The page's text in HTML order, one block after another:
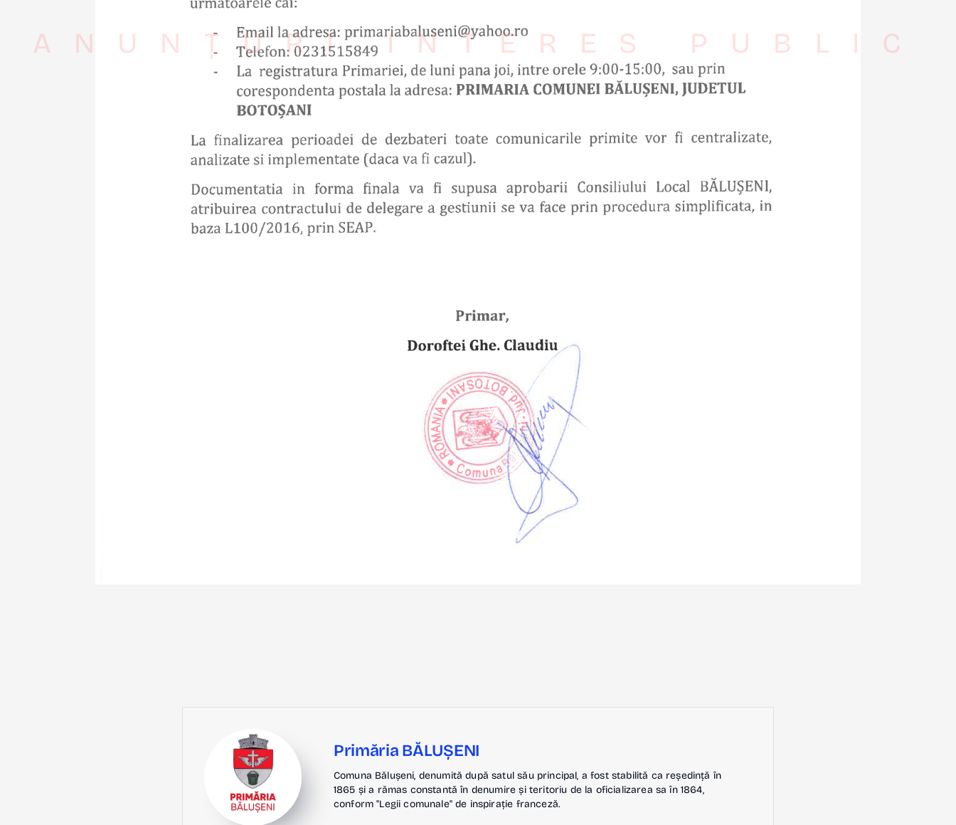
ANUNȚURI INTERES PUBLIC
Primăria BĂLUȘENI
Comuna Bălușeni, denumită după satul său principal, a fost stabilită ca reședință în
1865 și a rămas constantă în denumire și teritoriu de la oficializarea sa în 1864,
conform "Legii comunale" de inspirație franceză.